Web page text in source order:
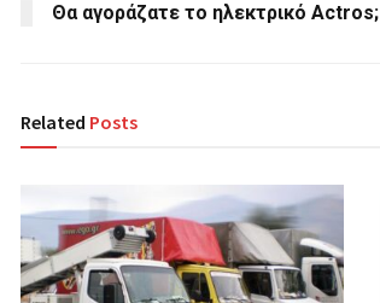
Θα αγοράζατε το ηλεκτρικό Actros;
Related Posts